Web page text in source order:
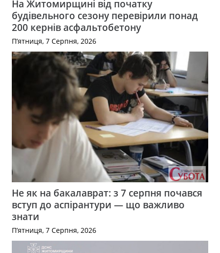
На Житомирщині від початку
будівельного сезону перевірили понад
200 кернів асфальтобетону
П’ятниця, 7 Серпня, 2026
Не як на бакалаврат: з 7 серпня почався
вступ до аспірантури — що важливо
знати
П’ятниця, 7 Серпня, 2026